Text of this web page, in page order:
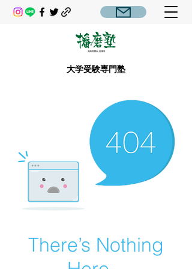
大学受験専門塾
There’s Nothing